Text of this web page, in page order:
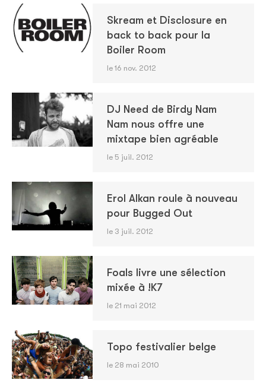
Skream et Disclosure en
back to back pour la
Boiler Room
le 16 nov. 2012
DJ Need de Birdy Nam
Nam nous offre une
mixtape bien agréable
le 5 juil. 2012
Erol Alkan roule à nouveau
pour Bugged Out
le 3 juil. 2012
Foals livre une sélection
mixée à !K7
le 21 mai 2012
Topo festivalier belge
le 28 mai 2010